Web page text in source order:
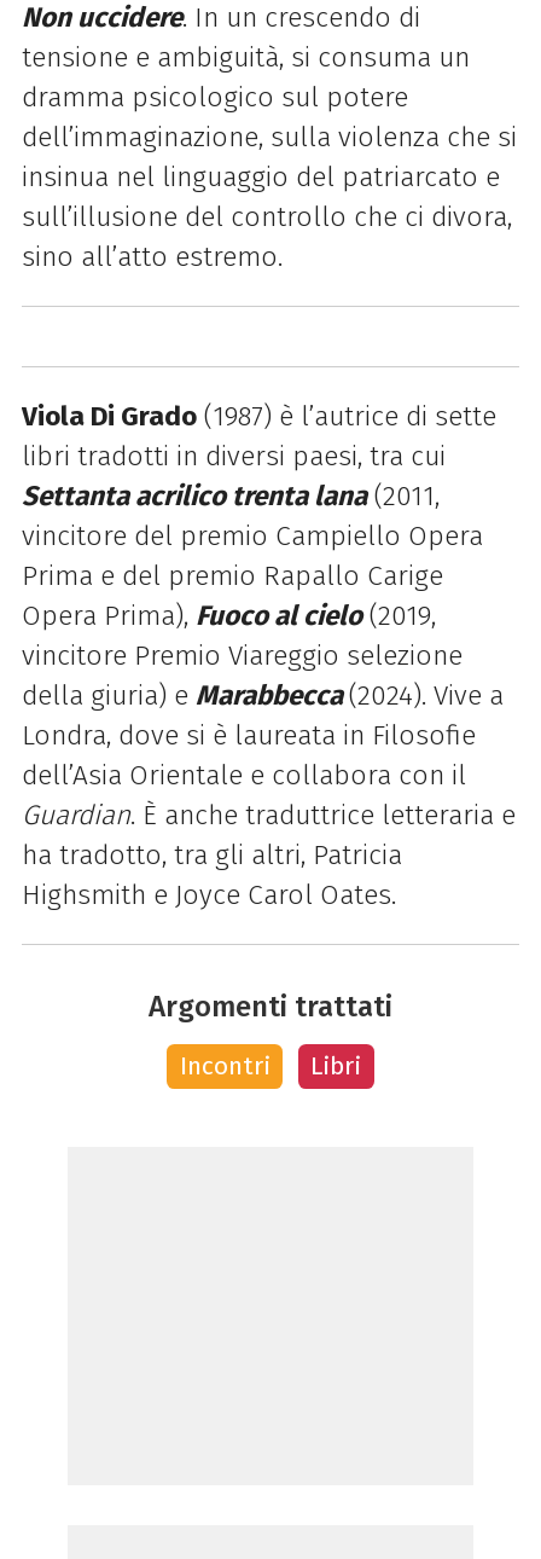
Non uccidere. In un crescendo di
tensione e ambiguità, si consuma un
dramma psicologico sul potere
dell’immaginazione, sulla violenza che si
insinua nel linguaggio del patriarcato e
sull’illusione del controllo che ci divora,
sino all’atto estremo.
Viola Di Grado(1987) è l’autrice di sette
libri tradotti in diversi paesi, tra cui
Settanta acrilico trenta lana(2011,
vincitore del premio Campiello Opera
Prima e del premio Rapallo Carige
Opera Prima), Fuoco al cielo(2019,
vincitore Premio Viareggio selezione
della giuria) e Marabbecca(2024). Vive a
Londra, dove si è laureata in Filosofie
dell’Asia Orientale e collabora con il
Guardian. È anche traduttrice letteraria e
ha tradotto, tra gli altri, Patricia
Highsmith e Joyce Carol Oates.
Argomenti trattati
Incontri Libri